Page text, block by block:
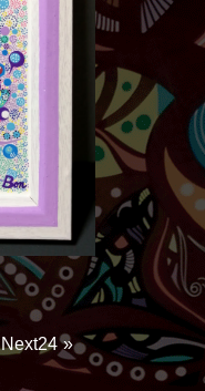
Next24